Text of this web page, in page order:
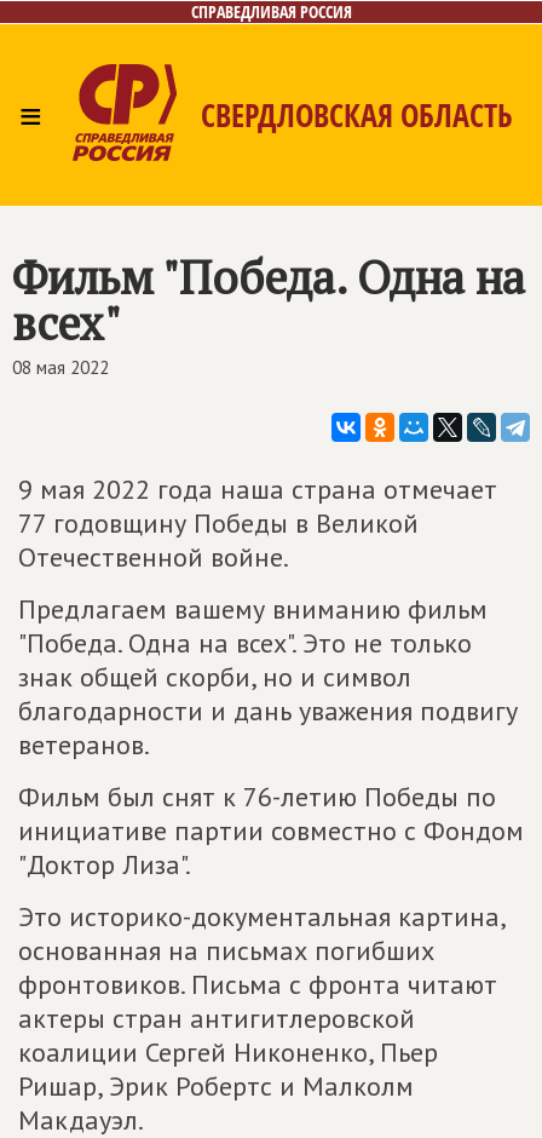
СПРАВЕДЛИВАЯ РОССИЯ
≡ СВЕРДЛОВСКАЯ ОБЛАСТЬ
Контакты
Фильм "Победа. Одна на
всех"
08 мая 2022
9 мая 2022 года наша страна отмечает
77 годовщину Победы в Великой
Отечественной войне.
Предлагаем вашему вниманию фильм
"Победа. Одна на всех". Это не только
знак общей скорби, но и символ
благодарности и дань уважения подвигу
ветеранов.
Фильм был снят к 76-летию Победы по
инициативе партии совместно с Фондом
"Доктор Лиза".
Это историко-документальная картина,
основанная на письмах погибших
фронтовиков. Письма с фронта читают
актеры стран антигитлеровской
коалиции Сергей Никоненко, Пьер
Ришар, Эрик Робертс и Малколм
Макдауэл.